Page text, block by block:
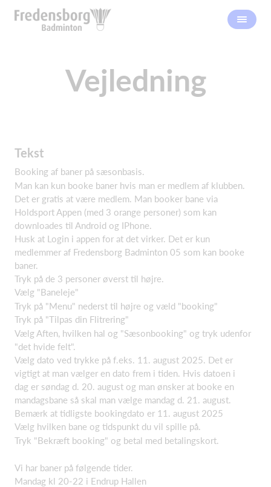
Vejledning
Tekst
Booking af baner på sæsonbasis.
Man kan kun booke baner hvis man er medlem af klubben.
Det er gratis at være medlem. Man booker bane via
Holdsport Appen (med 3 orange personer) som kan
downloades til Android og IPhone.
Husk at Login i appen for at det virker. Det er kun
medlemmer af Fredensborg Badminton 05 som kan booke
baner.
Tryk på de 3 personer øverst til højre.
Vælg "Baneleje"
Tryk på "Menu" nederst til højre og væld "booking"
Tryk på "Tilpas din Flitrering"
Vælg Aften, hvilken hal og "Sæsonbooking" og tryk udenfor
"det hvide felt".
Vælg dato ved trykke på f.eks. 11. august 2025. Det er
vigtigt at man vælger en dato frem i tiden. Hvis datoen i
dag er søndag d. 20. august og man ønsker at booke en
mandagsbane så skal man vælge mandag d. 21. august.
Bemærk at tidligste bookingdato er 11. august 2025
Vælg hvilken bane og tidspunkt du vil spille på.
Tryk "Bekræft booking" og betal med betalingskort.
Vi har baner på følgende tider.
Mandag kl 20-22 i Endrup Hallen